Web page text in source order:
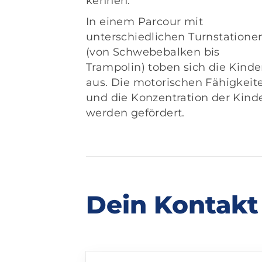
In einem Parcour mit
unterschiedlichen
(von Schwebebalken bis
Trampolin) toben sich die
aus. Die motorischen
und die Konzentration der
werden gefördert.
Dein